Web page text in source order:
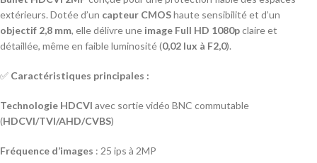
extérieurs. Dotée d’un capteur CMOShaute sensibilité et d’un
objectif 2,8 mm, elle délivre une image Full HD 1080pclaire et
détaillée, même en faible luminosité (0,02 lux à F2,0).
✅ Caractéristiques principales :
Technologie HDCVI avec sortie vidéo BNC commutable
(HDCVI/TVI/AHD/CVBS)
Fréquence d’images : 25 ips à 2MP